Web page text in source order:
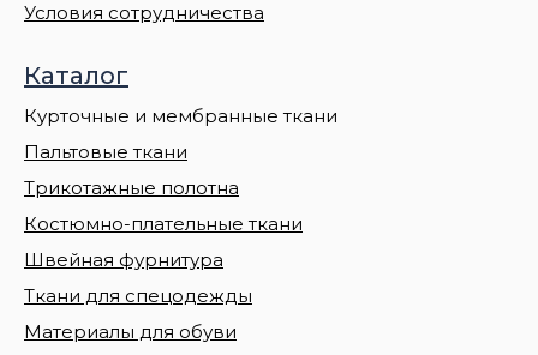
Условия сотрудничества
Каталог
Курточные и мембранные ткани
Пальтовые ткани
Трикотажные полотна
Костюмно-плательные ткани
Швейная фурнитура
Ткани для спецодежды
Материалы для обуви